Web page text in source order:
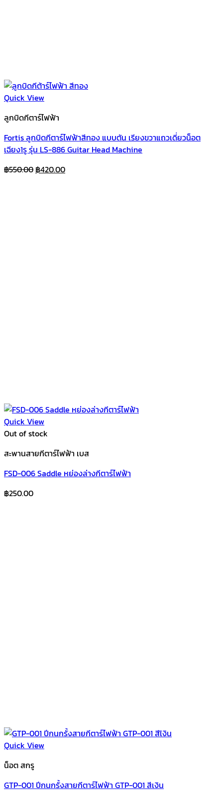
Quick View
ลูกบิดกีตาร์ไฟฟ้า
Fortis ลูกบิดกีตาร์ไฟฟ้าสีทอง แบบตัน เรียงขวาแถวเดี่ยวน็อต
เฉียง1รู รุ่น LS-886 Guitar Head Machine
฿550.00 Original
฿420.00Current
Quick View
Out of stock
สะพานสายกีตาร์ไฟฟ้า เบส
FSD-006 Saddle หย่องล่างกีตาร์ไฟฟ้า
฿250.00
Quick View
น็อต สกรู
GTP-001 ปีกนกรั้งสายกีตาร์ไฟฟ้า GTP-001 สีเงิน